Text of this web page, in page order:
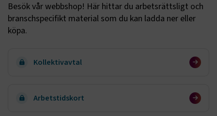
Besök vår webbshop! Här hittar du arbetsrättsligt och
branschspecifikt material som du kan ladda ner eller
köpa.
Kollektivavtal
Arbetstidskort